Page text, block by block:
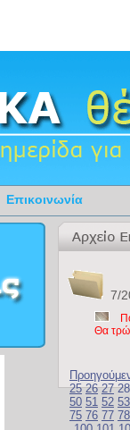
Επικοινωνία
7/
Θα
25 26 27
50 51 52 53
75 76 77 78